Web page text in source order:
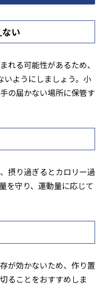
い
れる可能性があるため、
いようにしましょう。小
の届かない場所に保管す
摂り過ぎるとカロリー過
を守り、運動量に応じて
が効かないため、作り置
ることをおすすめしま